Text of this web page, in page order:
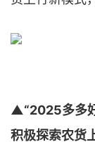
▲“2025多多
积极探索农货